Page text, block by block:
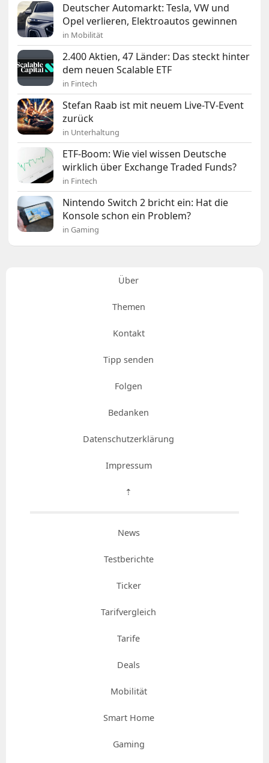
Deutscher Automarkt: Tesla, VW und
Opel verlieren, Elektroautos gewinnen
in Mobilität
2.400 Aktien, 47 Länder: Das steckt hinter
dem neuen Scalable ETF
in Fintech
Stefan Raab ist mit neuem Live-TV-Event
zurück
in Unterhaltung
ETF-Boom: Wie viel wissen Deutsche
wirklich über Exchange Traded Funds?
in Fintech
Nintendo Switch 2 bricht ein: Hat die
Konsole schon ein Problem?
in Gaming
Über
Themen
Kontakt
Tipp senden
Folgen
Bedanken
Datenschutzerklärung
Impressum
⇡
News
Testberichte
Ticker
Tarifvergleich
Tarife
Deals
Mobilität
Smart Home
Gaming